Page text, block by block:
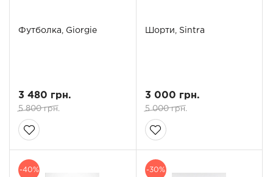
Футболка, Giorgie
3 480 грн.
5 800 грн.
Шорти, Sintra
3 000 грн.
5 000 грн.
-40% -30%